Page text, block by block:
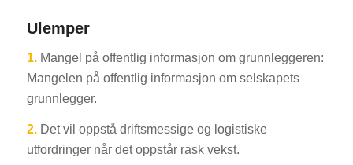
Ulemper
1. Mangel på offentlig informasjon om grunnleggeren:
Mangelen på offentlig informasjon om selskapets
grunnlegger.
2.Det vil oppstå driftsmessige og logistiske
utfordringer når det oppstår rask vekst.
NL
PL
TR
AR